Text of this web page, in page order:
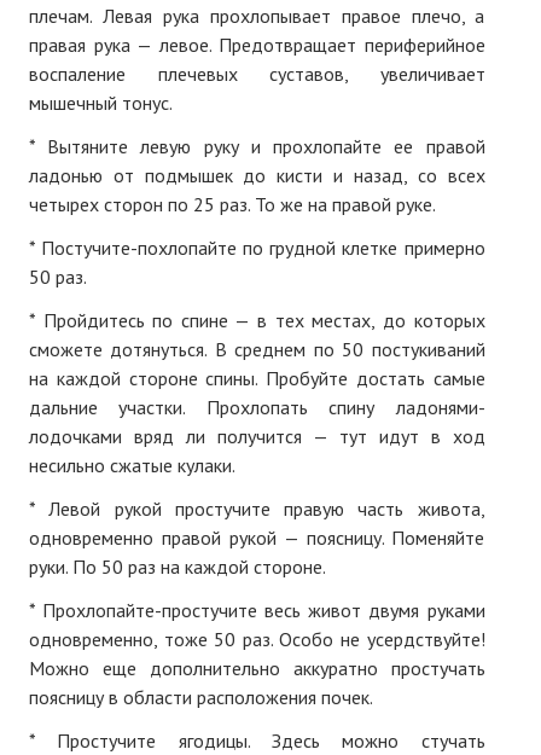
Страница поиска
Новые книги
Е. Богатырев «Повесть об олимпийском характере»
В. Щагин «Мяч и время»
ПОДПИСКА
Наложенный платеж
Подписка 2026
Подписка онлайн на печатную версию
ТАКОВА СПОРТИВНАЯ ЖИЗНЬ
ТЕКУЩИЙ №
плечам. Левая рука прохлопывает правое плечо, а
правая рука — левое. Предотвращает периферийное
воспаление плечевых суставов, увеличивает
мышечный тонус.
* Вытяните левую руку и прохлопайте ее правой
ладонью от подмышек до кисти и назад, со всех
четырех сторон по 25 раз. То же на правой руке.
* Постучите-похлопайте по грудной клетке примерно
50 раз.
* Пройдитесь по спине — в тех местах, до которых
сможете дотянуться. В среднем по 50 постукиваний
на каждой стороне спины. Пробуйте достать самые
дальние участки. Прохлопать спину ладонями-
лодочками вряд ли получится — тут идут в ход
несильно сжатые кулаки.
* Левой рукой простучите правую часть живота,
одновременно правой рукой — поясницу. Поменяйте
руки. По 50 раз на каждой стороне.
* Прохлопайте-простучите весь живот двумя руками
одновременно, тоже 50 раз. Особо не усердствуйте!
Можно еще дополнительно аккуратно простучать
поясницу в области расположения почек.
* Простучите ягодицы. Здесь можно стучать